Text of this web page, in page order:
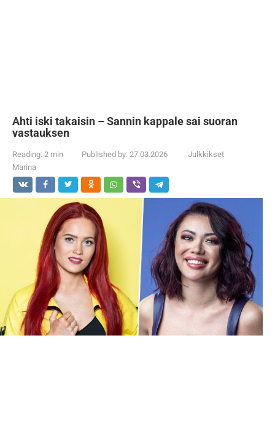
Ahti iski takaisin – Sannin kappale sai suoran
vastauksen
Reading: 2 min Published by: 27.03.2026
Julkkikset
Marina